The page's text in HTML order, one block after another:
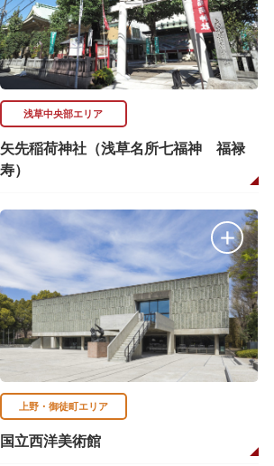
浅草中央部エリア
矢先稲荷神社（浅草名所七福神 福禄
寿）
上野・御徒町エリア
国立西洋美術館